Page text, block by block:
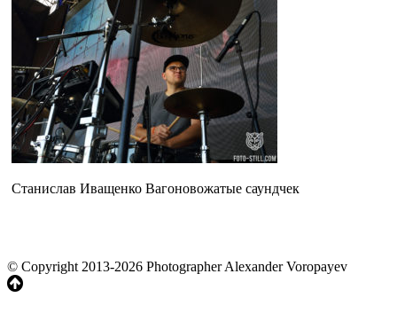
Станислав Иващенко Вагоновожатые саундчек
© Copyright 2013-2026 Photographer Alexander Voropayev